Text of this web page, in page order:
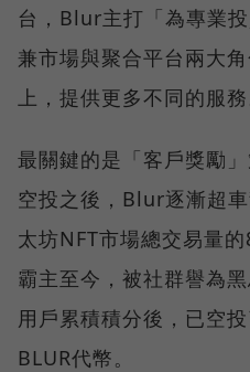
台，Blur主打「為專業
兼市場與聚合平台兩大
上，提供更多不同的服務
最關鍵的是「客戶獎勵
空投之後，Blur逐漸超
太坊NFT市場總交易量
霸主至今，被社群譽為
用戶累積積分後，已空
BLUR代幣。